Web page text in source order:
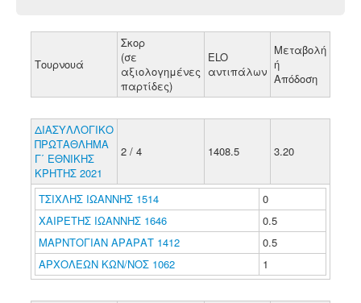
Τουρνουά
Σκορ
(σε
αξιολογημένες
παρτίδες)
ELO
αντιπάλων
Μεταβολή
ή
Απόδοση
ΔΙΑΣΥΛΛΟΓΙΚΟ
ΠΡΩΤΑΘΛΗΜΑ
Γ΄ ΕΘΝΙΚΗΣ
ΚΡΗΤΗΣ 2021
2 / 4 1408.5 3.20
ΤΣΙΧΛΗΣ ΙΩΑΝΝΗΣ 1514
0
ΧΑΙΡΕΤΗΣ ΙΩΑΝΝΗΣ 1646
0.5
ΜΑΡΝΤΟΓΙΑΝ ΑΡΑΡΑΤ 1412
0.5
ΑΡΧΟΛΕΩΝ ΚΩΝ/ΝΟΣ 1062
1